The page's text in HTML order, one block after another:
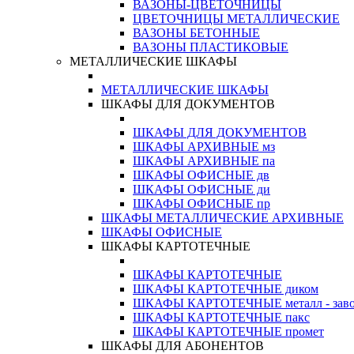
ВАЗОНЫ-ЦВЕТОЧНИЦЫ
ЦВЕТОЧНИЦЫ МЕТАЛЛИЧЕСКИЕ
ВАЗОНЫ БЕТОННЫЕ
ВАЗОНЫ ПЛАСТИКОВЫЕ
МЕТАЛЛИЧЕСКИЕ ШКАФЫ
МЕТАЛЛИЧЕСКИЕ ШКАФЫ
ШКАФЫ ДЛЯ ДОКУМЕНТОВ
ШКАФЫ ДЛЯ ДОКУМЕНТОВ
ШКАФЫ АРХИВНЫЕ мз
ШКАФЫ АРХИВНЫЕ па
ШКАФЫ ОФИСНЫЕ дв
ШКАФЫ ОФИСНЫЕ ди
ШКАФЫ ОФИСНЫЕ пр
ШКАФЫ МЕТАЛЛИЧЕСКИЕ АРХИВНЫЕ
ШКАФЫ ОФИСНЫЕ
ШКАФЫ КАРТОТЕЧНЫЕ
ШКАФЫ КАРТОТЕЧНЫЕ
ШКАФЫ КАРТОТЕЧНЫЕ диком
ШКАФЫ КАРТОТЕЧНЫЕ металл -
ШКАФЫ КАРТОТЕЧНЫЕ пакс
ШКАФЫ КАРТОТЕЧНЫЕ промет
ШКАФЫ ДЛЯ АБОНЕНТОВ